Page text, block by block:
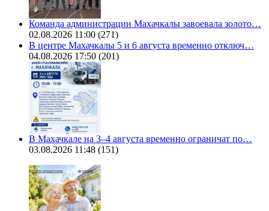
Команда администрации Махачкалы завоевала золото…
02.08.2026 11:00 (271)
В центре Махачкалы 5 и 6 августа временно отключ…
04.08.2026 17:50 (201)
В Махачкале на 3–4 августа временно ограничат по…
03.08.2026 11:48 (151)